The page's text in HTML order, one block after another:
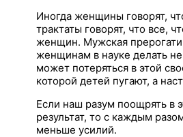
Иногда женщины говорят,
трактаты говорят, что все,
женщин. Мужская
женщинам в науке делать
может потеряться в этой
которой детей пугают, а
Если наш разум поощрять в
результат, то с каждым
меньше усилий.